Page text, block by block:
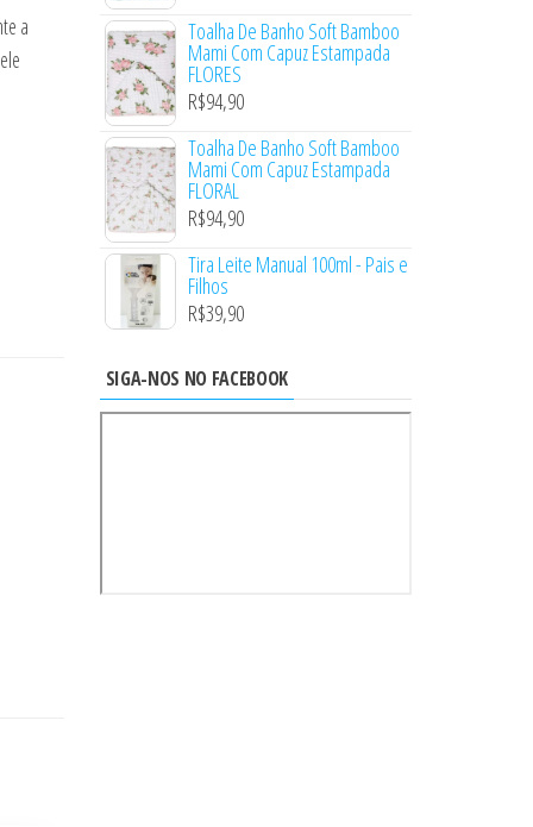
a
Toalha De Banho Soft Bamboo
Mami Com Capuz Estampada
FLORES
R$94,90
Toalha De Banho Soft Bamboo
Mami Com Capuz Estampada
FLORAL
R$94,90
Tira Leite Manual 100ml - Pais e
Filhos
R$39,90
SIGA-NOS NO FACEBOOK